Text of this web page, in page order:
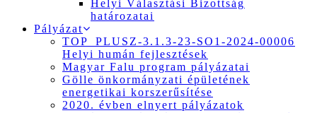
Helyi Választási Bizottság
határozatai
Pályázat
TOP_PLUSZ-3.1.3-23-SO1-2024-00006
Helyi humán fejlesztések
Magyar Falu program pályázatai
Gölle önkormányzati épületének
energetikai korszerűsítése
2020. évben elnyert pályázatok